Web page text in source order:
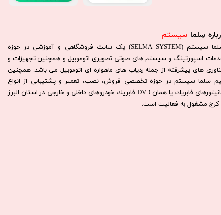
سِلما سیستم​​​​​​​
سِلما سيستم (SELMA SYSTEM) یک سایت فروشگاهی و آموزشی در حوزه
اسپورتینگ و سیستم های صوتی تصویری اتوموبیل و همچنین تجهیزات و
های پیشرفته از جمله ردیاب های ماهواره ای اتوموبیل می باشد. همچنين
سلما سيستم در حوزه تخصصی فروش، نصب، تعمير و پشتيبانی از انواع
مانيتورهای فابريك يا همان DVD فابريك خودروهای داخلی و خارجی در استان البرز
كرج مشغول به فعاليت است.​​​​​​​